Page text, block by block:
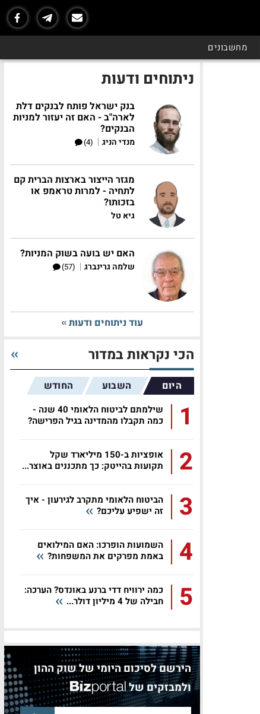
מחשבונים
ניתוחים ודעות
בנק ישראל פותח לבנקים דלת
לארה"ב - האם זה יעזור למניות
הבנקים?
מנדי הניג |
(4)
מגזר הייצור בארצות הברית קם
לתחיה - למרות טראמפ או
בזכותו?
גיא טל
האם יש בועה בשוק המניות?
שלמה גרינברג |
(57)
עוד ניתוחים ודעות
הכי נקראות במדור
היום השבוע החודש
1
שילמתם לביטוח הלאומי 40 שנה -
כמה תקבלו מהמדינה בגיל הפרישה?
2
אופציות ב-150 מיליארד שקל
תקועות בהייטק: כך מתכננים באוצר...
3
הביטוח הלאומי מתקרב לגירעון - איך
זה ישפיע עליכם?
4
השמועות הופרכו: האם המילואים
באמת מפרקים את המשפחות?
5
כמה ירוויח דדי ברנע באונדס? הערכה:
חבילה של 4 מיליון דולר...
הירשם לסיכום היומי של שוק ההון
ולמבזקים של